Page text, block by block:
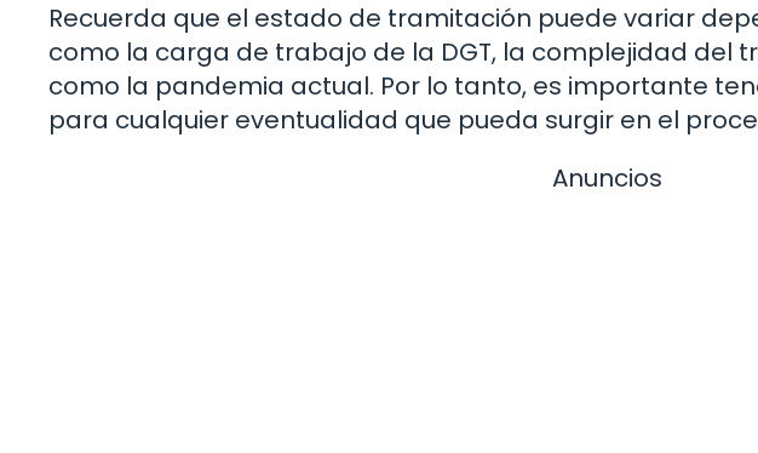
Recuerda que el estado de tramitación puede variar
como la carga de trabajo de la DGT, la complejidad del
como la pandemia actual. Por lo tanto, es importante
para cualquier eventualidad que pueda surgir en el
Anuncios